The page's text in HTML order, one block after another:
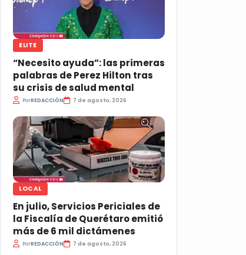
ELITE
“Necesito ayuda”: las primeras
palabras de Perez Hilton tras
su crisis de salud mental
PorREDACCIÓN 7 de agosto, 2026
LOCAL
En julio, Servicios Periciales de
la Fiscalía de Querétaro emitió
más de 6 mil dictámenes
PorREDACCIÓN 7 de agosto, 2026